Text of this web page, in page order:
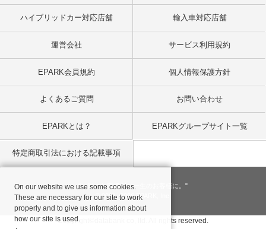
ハイブリッドカー対応店舗 輸入車対応店舗
運営会社 サービス利用規約
EPARK会員規約 個人情報保護方針
よくあるご質問 お問い合わせ
EPARKとは？ EPARKグループサイト一覧
特定商取引法における記載事項
"一回のお客様を、一生のお客様に。"
© 2001- 2026 EPARK, Inc.
Copyright©databank co, ltd. All rights reserved.
On our website we use some cookies.
These are necessary for our site to work
properly and to give us information about
how our site is used.